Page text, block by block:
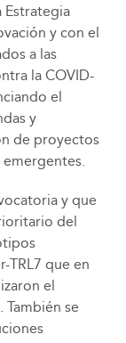
Estrategia
y con el
a las
la COVID-
el
y
de proyectos
y que
del
TRL7 que en
el
se